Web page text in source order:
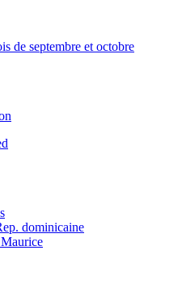
de septembre et octobre
dominicaine